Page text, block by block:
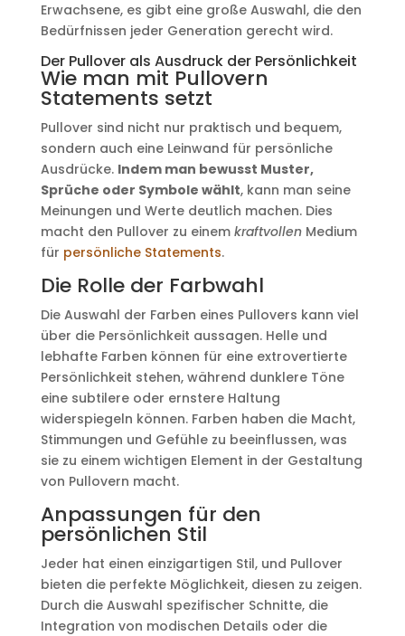
Erwachsene, es gibt eine große Auswahl, die den
Bedürfnissen jeder Generation gerecht wird.
Der Pullover als Ausdruck der Persönlichkeit
Wie man mit Pullovern
Statements setzt
Pullover sind nicht nur praktisch und bequem,
sondern auch eine Leinwand für persönliche
Ausdrücke. Indem man bewusst Muster,
Sprüche oder Symbole wählt, kann man seine
Meinungen und Werte deutlich machen. Dies
macht den Pullover zu einem kraftvollenMedium
für persönliche Statements.
Die Rolle der Farbwahl
Die Auswahl der Farben eines Pullovers kann viel
über die Persönlichkeit aussagen. Helle und
lebhafte Farben können für eine extrovertierte
Persönlichkeit stehen, während dunklere Töne
eine subtilere oder ernstere Haltung
widerspiegeln können. Farben haben die Macht,
Stimmungen und Gefühle zu beeinflussen, was
sie zu einem wichtigen Element in der Gestaltung
von Pullovern macht.
Anpassungen für den
persönlichen Stil
Jeder hat einen einzigartigen Stil, und Pullover
bieten die perfekte Möglichkeit, diesen zu zeigen.
Durch die Auswahl spezifischer Schnitte, die
Integration von modischen Details oder die